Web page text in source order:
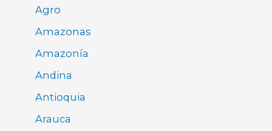
Agro
Amazonas
Amazonía
Andina
Antioquia
Arauca